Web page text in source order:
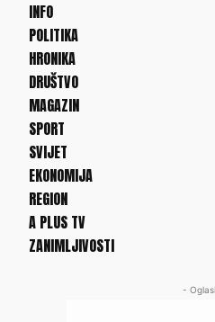
INFO
POLITIKA
HRONIKA
DRUŠTVO
MAGAZIN
SPORT
SVIJET
EKONOMIJA
REGION
A PLUS TV
ZANIMLJIVOSTI
-